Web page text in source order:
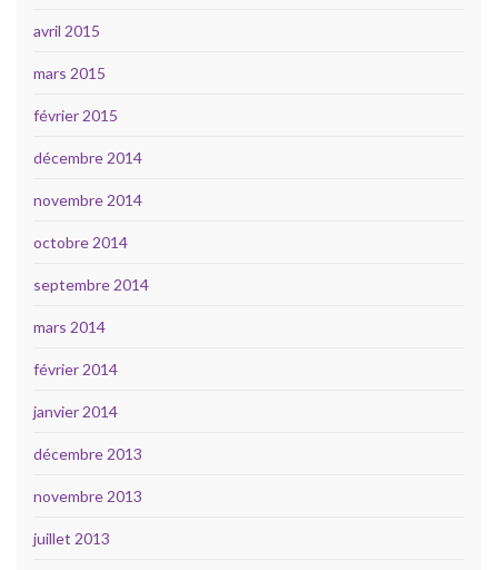
avril 2015
mars 2015
février 2015
décembre 2014
novembre 2014
octobre 2014
septembre 2014
mars 2014
février 2014
janvier 2014
décembre 2013
novembre 2013
juillet 2013